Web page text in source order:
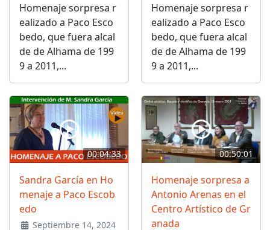
Homenaje sorpresa r
ealizado a Paco Esco
bedo, que fuera alcal
de de Alhama de 199
9 a 2011,...
Homenaje sorpresa r
ealizado a Paco Esco
bedo, que fuera alcal
de de Alhama de 199
9 a 2011,...
00:04:33
Sandra García en Ho
menaje a Paco Escob
edo
Septiembre 14, 2024
00:50:01
Homenaje sorpresa a
Antonio Arenas en el
Centro Artístico de Gr
anada